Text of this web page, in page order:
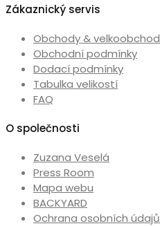
Zákaznický servis
Obchody & velkoobchod
Obchodní podmínky
Dodací podmínky
Tabulka velikostí
FAQ
O společnosti
Zuzana Veselá
Press Room
Mapa webu
BACKYARD
Ochrana osobních údajů